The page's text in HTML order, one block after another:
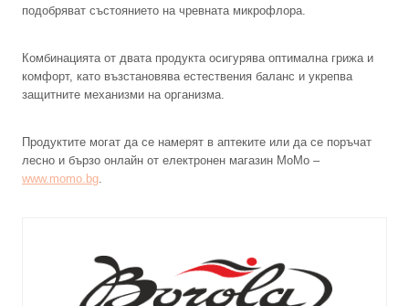
подобряват състоянието на чревната микрофлора.
Комбинацията от двата продукта осигурява оптимална грижа и
комфорт, като възстановява естествения баланс и укрепва
защитните механизми на организма.
Продуктите могат да се намерят в аптеките или да се поръчат
лесно и бързо онлайн от електронен магазин MoMo –
www.momo.bg.